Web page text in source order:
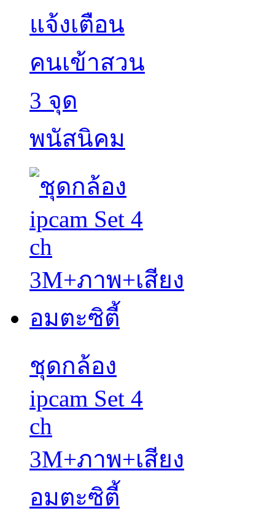
แจ้งเตือน
คนเข้าสวน
3 จุด
พนัสนิคม
ชุดกล้อง
ipcam Set 4
ch
3M+ภาพ+เสียง
อมตะซิตี้